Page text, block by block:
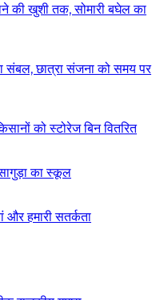
की खुशी तक, सोमारी बघेल का
संबल, छात्रा संजना को समय पर
को स्टोरेज बिन वितरित
का स्कूल
और हमारी सतर्कता